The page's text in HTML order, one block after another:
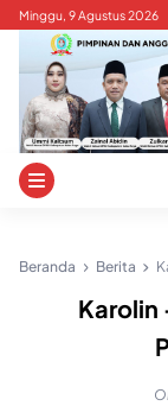
Skip
content
Minggu, 9 Agustus 2026
Beranda Berita
Karolin